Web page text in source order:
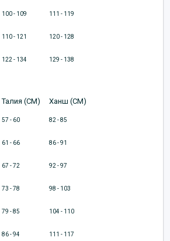
100 - 109 111 - 119
110 - 121 120 - 128
122 - 134 129 - 138
Талия (CM) Ханш (CM)
57 - 60 82 - 85
61 - 66 86 - 91
67 - 72 92 - 97
73 - 78 98 - 103
79 - 85 104 - 110
86 - 94 111 - 117